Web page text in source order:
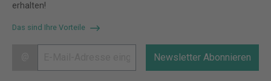
erhalten!
Das sind Ihre Vorteile
Newsletter Abonnieren